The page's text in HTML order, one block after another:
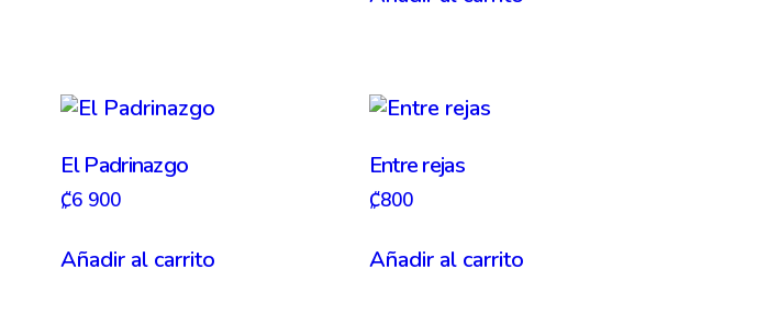
El Padrinazgo
₡6 900
Añadir al carrito
Entre rejas
₡800
Añadir al carrito